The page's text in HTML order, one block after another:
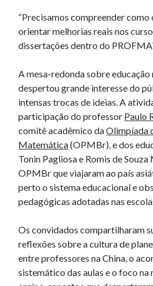
“Precisamos compreender
orientar melhorias reais nos
dissertações dentro do
A mesa-redonda sobre
despertou grande interesse do
intensas trocas de ideias. A
participação do professor Paulo
comitê acadêmico daOlimpíada
Matemática(OPMBr), e dos
Tonin Pagliosa e Romis de
OPMBr que viajaram ao país
perto o sistema educacional e
pedagógicas adotadas nas
Os convidados compartilharam
reflexões sobre a cultura de
entre professores na China, o
sistemático das aulas e o foco